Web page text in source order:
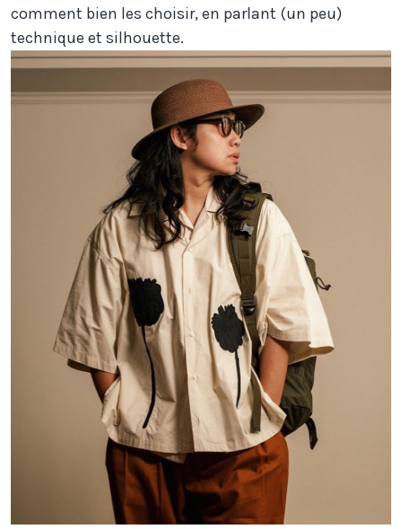
comment bien les choisir, en parlant (un peu)
technique et silhouette.